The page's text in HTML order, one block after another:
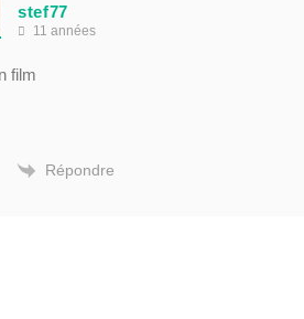
stef77
11 années
film
Répondre